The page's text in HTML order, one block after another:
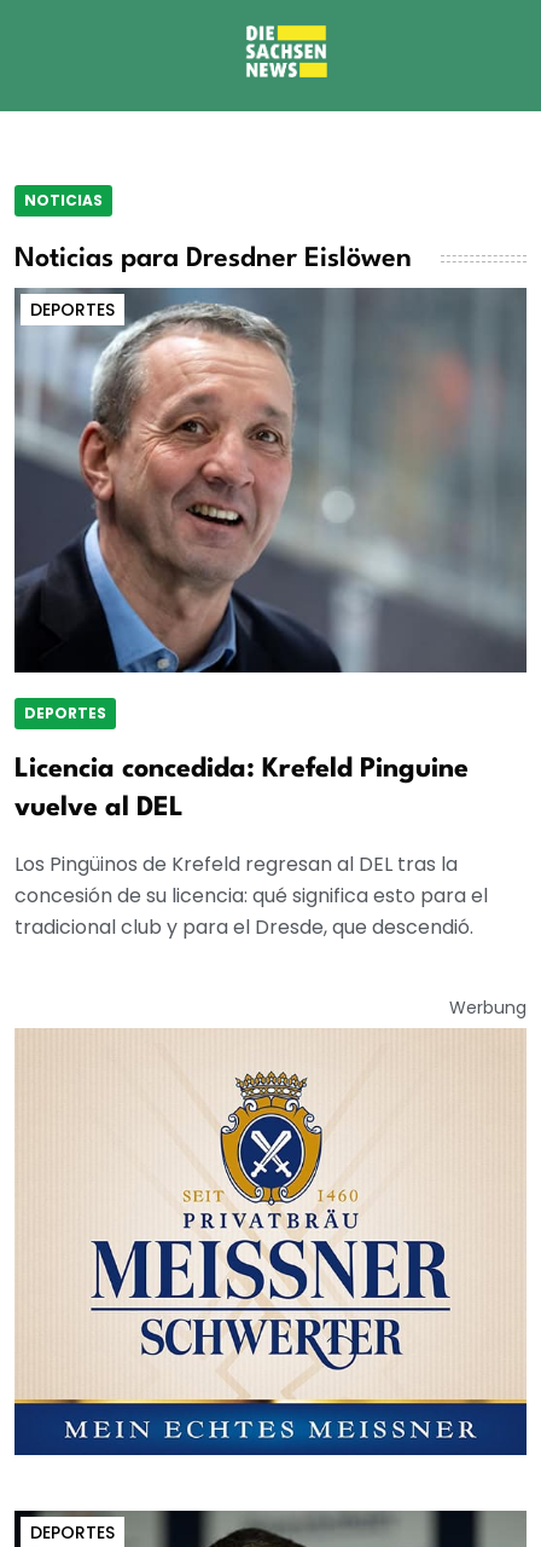
NOTICIAS
Noticias para Dresdner Eislöwen
DEPORTES
DEPORTES
Licencia concedida: Krefeld Pinguine
vuelve al DEL
Los Pingüinos de Krefeld regresan al DEL tras la
concesión de su licencia: qué significa esto para el
tradicional club y para el Dresde, que descendió.
Werbung
DEPORTES